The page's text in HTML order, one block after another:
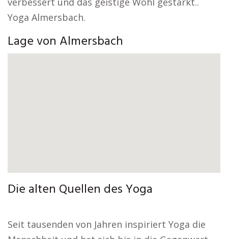
Yoga Almersbach.
Lage von Almersbach
Die alten Quellen des Yoga
Seit tausenden von Jahren inspiriert Yoga die